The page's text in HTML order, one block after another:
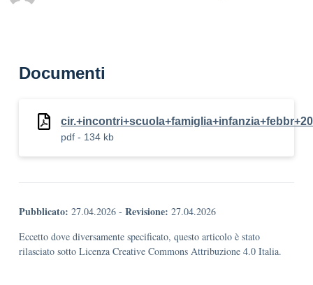
Documenti
pdf - 134 kb
Pubblicato: 27.04.2026 - Revisione: 27.04.2026
Eccetto dove diversamente specificato, questo articolo è stato
rilasciato sotto Licenza Creative Commons Attribuzione 4.0 Italia.